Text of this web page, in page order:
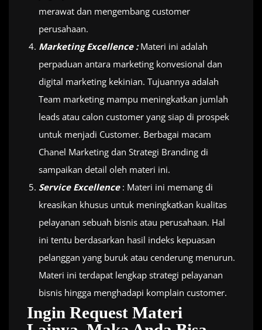
merawat dan mengembang customer
perusahaan.
Marketing Excellence :Materi ini adalah
perpaduan antara marketing konvesional dan
digital marketing kekinian. Tujuannya adalah
Team marketing mampu meningkatkan jumlah
leads atau calon customer yang siap di prospek
untuk menjadi Customer. Berbagai macam
Chanel Marketing dan Strategi Branding di
sampaikan detail oleh materi ini.
Service Excellence: Materi ini memang di
kreasikan khusus untuk meningkatkan kualitas
pelayanan sebuah bisnis atau perusahaan. Hal
ini tentu berdasarkan hasil indeks kepuasan
pelanggan yang buruk atau cenderung menurun.
Materi ini terdapat lengkap strategi pelayanan
bisnis hingga menghadapi komplain customer.
Ingin Request Materi